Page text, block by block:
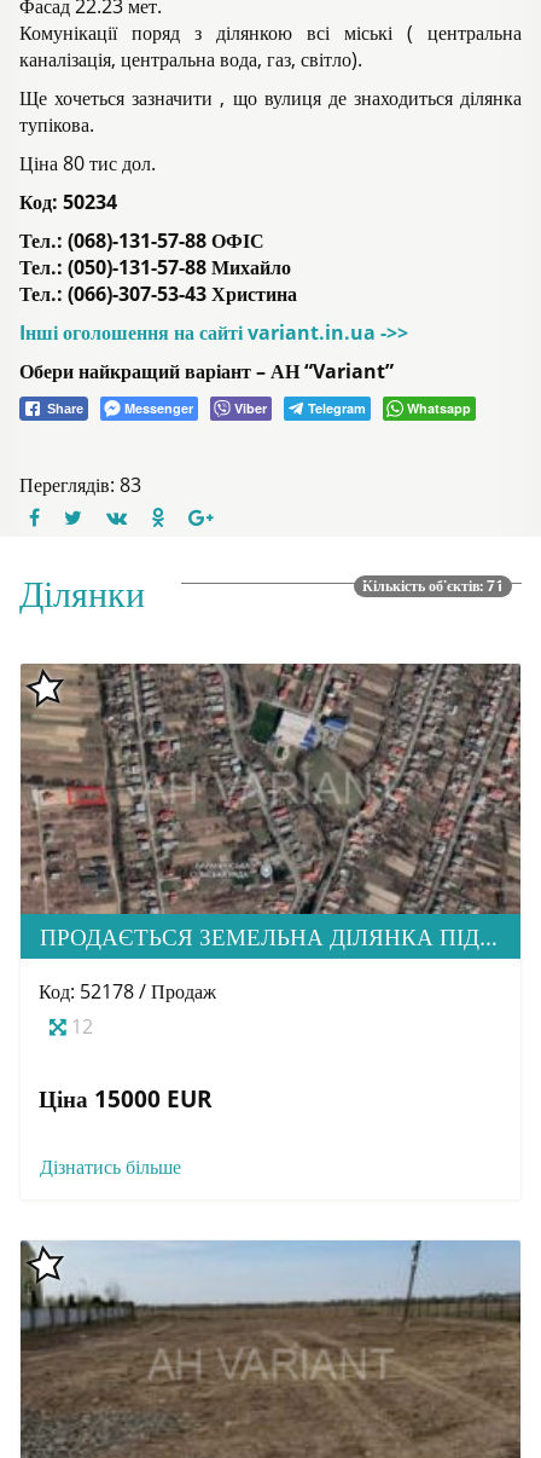
Фасад 22.23 мет.
Комунікації поряд з ділянкою всі міські ( центральна
каналізація, центральна вода, газ, світло).
Ще хочеться зазначити , що вулиця де знаходиться ділянка
тупікова.
Ціна 80 тис дол.
Код: 50234
Тел.: (068)-131-57-88 ОФІС
Тел.: (050)-131-57-88 Михайло
Тел.: (066)-307-53-43 Христина
Iнші оголошення на сайті variant.in.ua ->>
Обери найкращий варіант – АН “Variant”
Share Messenger Viber Telegram Whatsapp
Переглядів: 83
Ділянки Кількість об'єктів: 71
ПРОДАЄТЬСЯ ЗЕМЕЛЬНА ДІЛЯНКА ПІД ЗАБУДОВУ, С. БАРАНИНЦІ
Код: 52178 / Продаж
12
Ціна 15000 EUR
Дізнатись більше